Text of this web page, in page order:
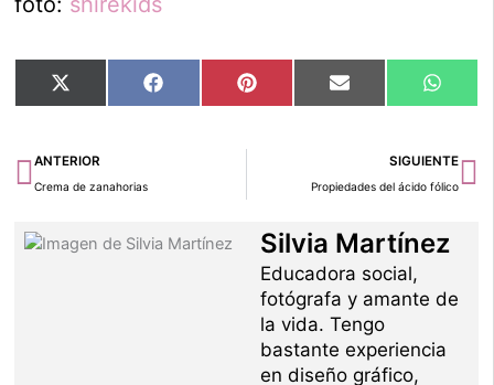
Compartir
en
X
(Twitter)
Compartir
en
Facebook Compartir
en
Pinterest Compartir
en
Email
en
Ant
ANTERIOR
Crema de zanahorias
SIGUIENTE
Propiedades del ácido fólico
Silvia Martínez
Educadora social,
fotógrafa y amante de
la vida. Tengo
bastante experiencia
en diseño gráfico,